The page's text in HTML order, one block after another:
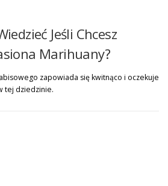
Jeśli Chcesz
Marihuany?
zapowiada się kwitnąco i oczekuje
tej dziedzinie.